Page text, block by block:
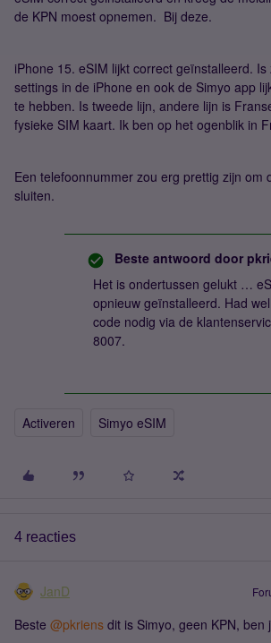
de KPN moest opnemen. Bij deze.
iPhone 15. eSIM lijkt correct geïnstalleerd. Is
settings in de iPhone en ook de Simyo app
te hebben. Is tweede lijn, andere lijn is
fysieke SIM kaart. Ik ben op het ogenblik in
Een telefoonnummer zou erg prettig zijn om
sluiten.
Beste antwoord door
Het is ondertussen gelukt …
opnieuw geïnstalleerd. Had
code nodig via de
8007.
Activeren Simyo eSIM
4 reacties
JanD
Beste ​ @pkriens dit is Simyo, geen KPN, ben